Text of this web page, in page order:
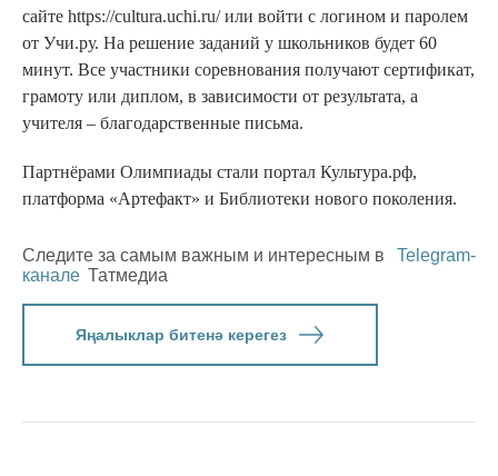
сайте https://cultura.uchi.ru/ или войти с логином и паролем
от Учи.ру. На решение заданий у школьников будет 60
минут. Все участники соревнования получают сертификат,
грамоту или диплом, в зависимости от результата, а
учителя – благодарственные письма.
Партнёрами Олимпиады стали портал Культура.рф,
платформа «Артефакт» и Библиотеки нового поколения.
Следите за самым важным и интересным в
Telegram-
канале Татмедиа
Яңалыклар битенә керегез